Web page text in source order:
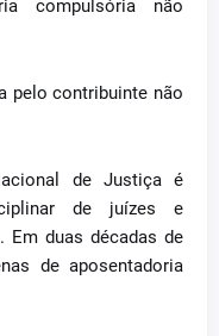
compulsória não
pelo contribuinte não
de Justiça é
de juízes e
Em duas décadas de
de aposentadoria